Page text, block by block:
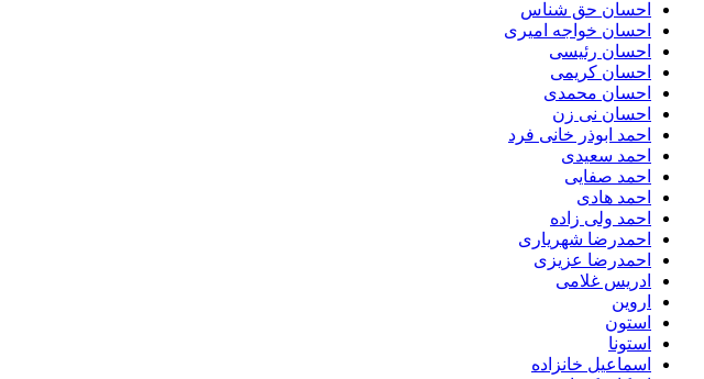
احسان حق شناس
احسان خواجه امیری
احسان رئیسی
احسان کریمی
احسان محمدی
احسان نی زن
احمد ابوذر خانی فرد
احمد سعیدی
احمد صفایی
احمد هادی
احمد ولی زاده
احمدرضا شهریاری
احمدرضا عزیزی
ادریس غلامی
اروین
استون
استونا
اسماعیل خانزاده